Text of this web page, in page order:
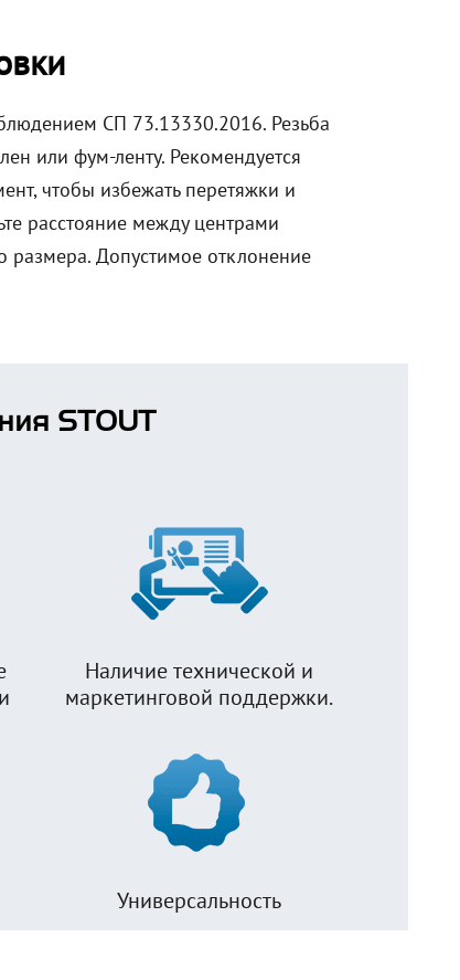
СП 73.13330.2016. Резьба
или фум-ленту. Рекомендуется
чтобы избежать перетяжки и
расстояние между центрами
размера. Допустимое отклонение
STOUT
Наличие технической и
маркетинговой поддержки.
Универсальность